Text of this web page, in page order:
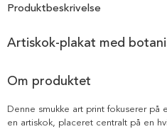
Produktbeskrivelse
Artiskok-plakat med
Om produktet
Denne smukke art print fokuserer på
en artiskok, placeret centralt på en